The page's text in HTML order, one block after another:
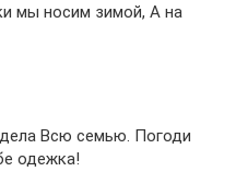
мы носим зимой, А на
Всю семью. Погоди
одежка!